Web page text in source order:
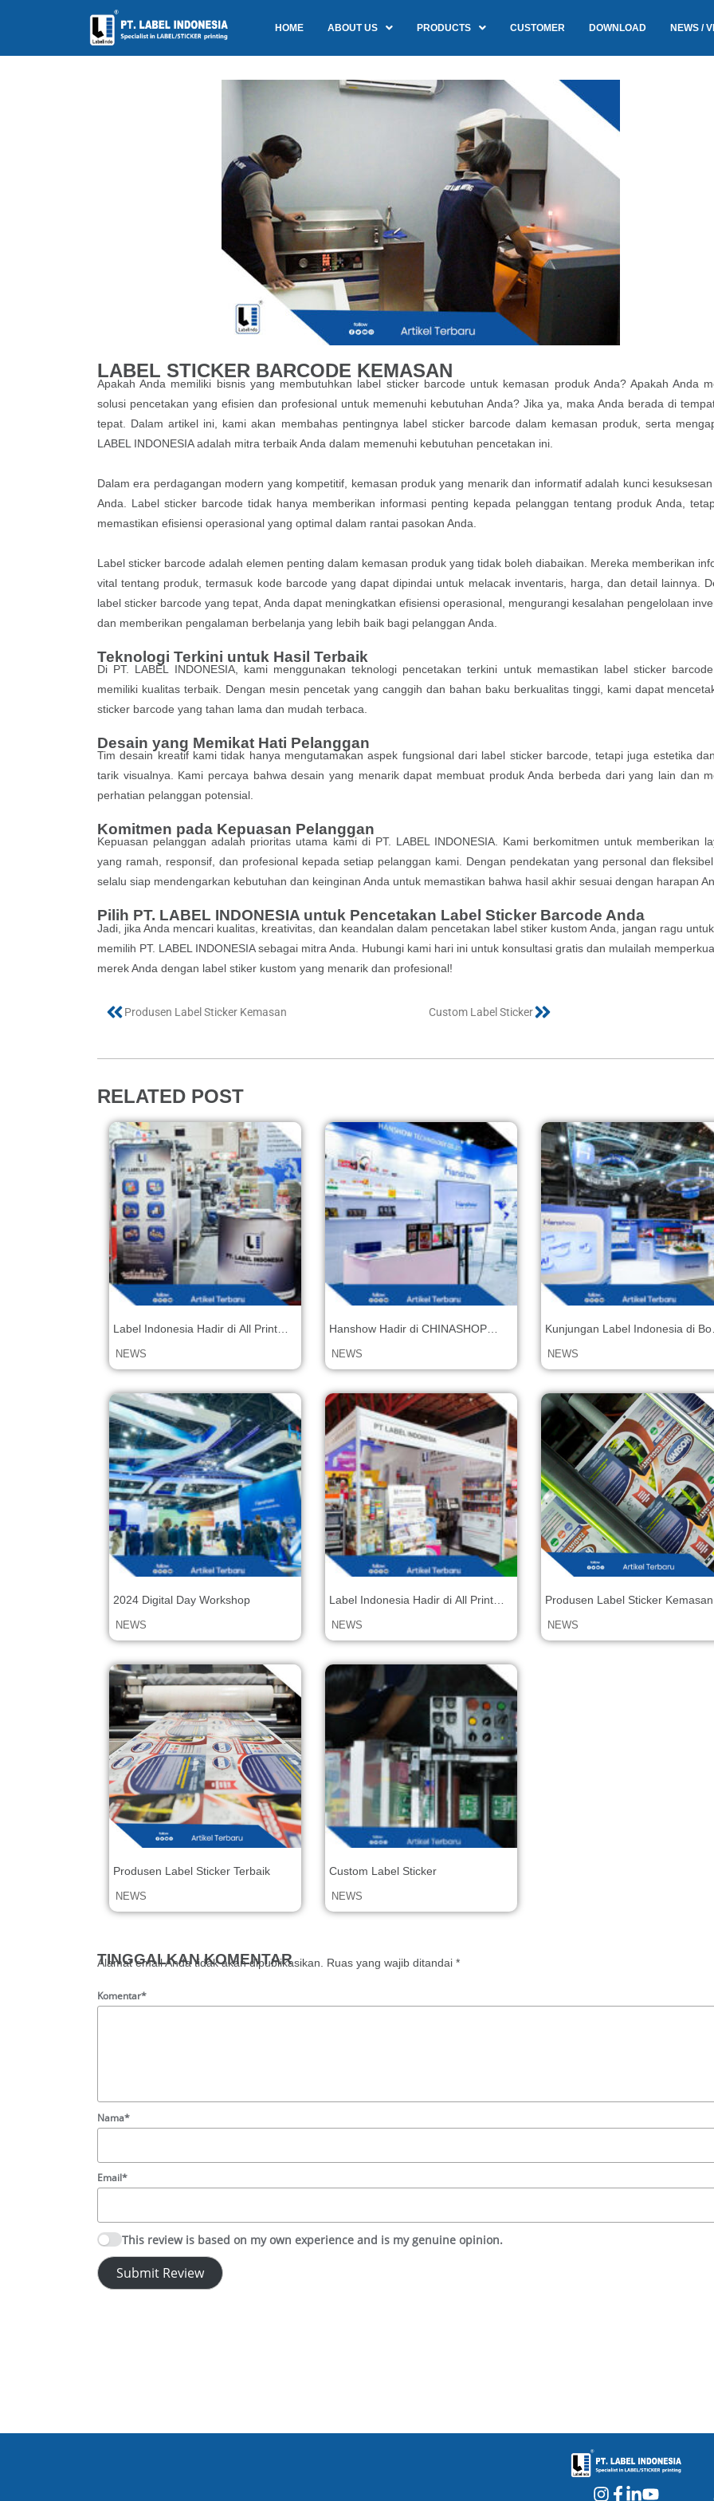
HOME ABOUT US PRODUCTS CUSTOMER DOWNLOAD NEWS /
LABEL STICKER BARCODE KEMASAN
Apakah Anda memiliki bisnis yang membutuhkan label sticker barcode untuk kemasan produk Anda? Apakah Anda
solusi pencetakan yang efisien dan profesional untuk memenuhi kebutuhan Anda? Jika ya, maka Anda berada di
tepat. Dalam artikel ini, kami akan membahas pentingnya label sticker barcode dalam kemasan produk, serta
LABEL INDONESIA adalah mitra terbaik Anda dalam memenuhi kebutuhan pencetakan ini.
Dalam era perdagangan modern yang kompetitif, kemasan produk yang menarik dan informatif adalah kunci
Anda. Label sticker barcode tidak hanya memberikan informasi penting kepada pelanggan tentang produk Anda,
memastikan efisiensi operasional yang optimal dalam rantai pasokan Anda.
Label sticker barcode adalah elemen penting dalam kemasan produk yang tidak boleh diabaikan. Mereka memberikan
vital tentang produk, termasuk kode barcode yang dapat dipindai untuk melacak inventaris, harga, dan detail lainnya.
label sticker barcode yang tepat, Anda dapat meningkatkan efisiensi operasional, mengurangi kesalahan pengelolaan
dan memberikan pengalaman berbelanja yang lebih baik bagi pelanggan Anda.
Teknologi Terkini untuk Hasil Terbaik
Di PT. LABEL INDONESIA, kami menggunakan teknologi pencetakan terkini untuk memastikan label sticker
memiliki kualitas terbaik. Dengan mesin pencetak yang canggih dan bahan baku berkualitas tinggi, kami dapat
sticker barcode yang tahan lama dan mudah terbaca.
Desain yang Memikat Hati Pelanggan
Tim desain kreatif kami tidak hanya mengutamakan aspek fungsional dari label sticker barcode, tetapi juga estetika
tarik visualnya. Kami percaya bahwa desain yang menarik dapat membuat produk Anda berbeda dari yang lain dan
perhatian pelanggan potensial.
Komitmen pada Kepuasan Pelanggan
Kepuasan pelanggan adalah prioritas utama kami di PT. LABEL INDONESIA. Kami berkomitmen untuk memberikan
yang ramah, responsif, dan profesional kepada setiap pelanggan kami. Dengan pendekatan yang personal dan
selalu siap mendengarkan kebutuhan dan keinginan Anda untuk memastikan bahwa hasil akhir sesuai dengan harapan
Pilih PT. LABEL INDONESIA untuk Pencetakan Label Sticker Barcode Anda
Jadi, jika Anda mencari kualitas, kreativitas, dan keandalan dalam pencetakan label stiker kustom Anda, jangan ragu untuk
memilih PT. LABEL INDONESIA sebagai mitra Anda. Hubungi kami hari ini untuk konsultasi gratis dan mulailah
merek Anda dengan label stiker kustom yang menarik dan profesional!
Produsen Label Sticker Kemasan Custom Label Sticker
RELATED POST
Label Indonesia Hadir di All Print
Machinery
NEWS
Hanshow Hadir di CHINASHOP
NEWS
Kunjungan Label Indonesia di
NEWS
2024 Digital Day Workshop
NEWS
Label Indonesia Hadir di All Print
NEWS
Produsen Label Sticker Kemasan
NEWS
Produsen Label Sticker Terbaik
NEWS
Custom Label Sticker
NEWS
TINGGALKAN KOMENTAR
Alamat email Anda tidak akan dipublikasikan. Ruas yang wajib ditandai *
Komentar*
Nama*
Email*
This review is based on my own experience and is my genuine opinion.
Submit Review